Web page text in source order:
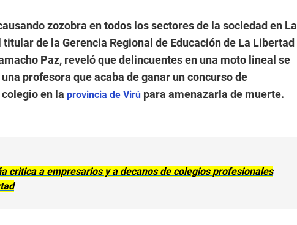
zozobra en todos los sectores de la sociedad en La
de la Gerencia Regional de Educación de La Libertad
Paz, reveló que delincuentes en una moto lineal se
profesora que acaba de ganar un concurso de
en la provincia de Virú para amenazarla de muerte.
critica a empresarios y a decanos de colegios profesionales